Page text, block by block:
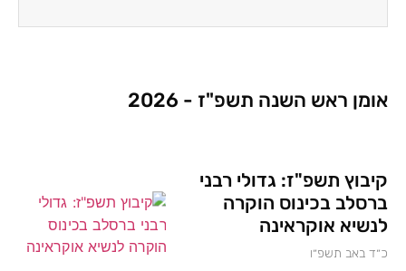
אומן ראש השנה תשפ"ז - 2026
קיבוץ תשפ"ז: גדולי רבני
ברסלב בכינוס הוקרה
לנשיא אוקראינה
כ״ד באב תשפ״ו